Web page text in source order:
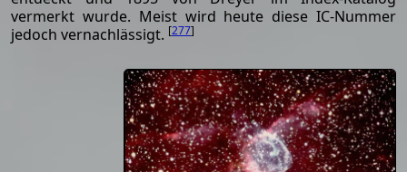
vermerkt wurde. Meist wird heute diese IC-Nummer
jedoch vernachlässigt. [277]